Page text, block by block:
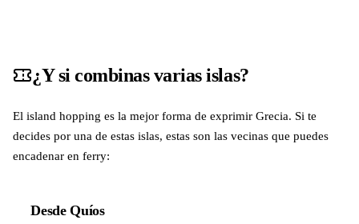
¿Y si combinas varias islas?
El island hopping es la mejor forma de exprimir Grecia. Si te
decides por una de estas islas, estas son las vecinas que puedes
encadenar en ferry:
Desde Quíos